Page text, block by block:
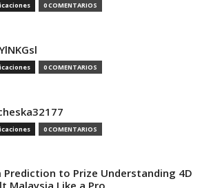
0 COMENTARIOS
0 COMENTARIOS
0 COMENTARIOS
Prediction to Prize Understanding 4D
Malaysia Like a Pro